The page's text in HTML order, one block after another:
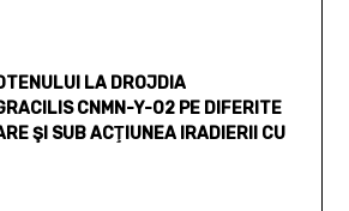
LA DROJDIA
CNMN-Y-02 PE DIFERITE
ŞI SUB ACŢIUNEA IRADIERII CU